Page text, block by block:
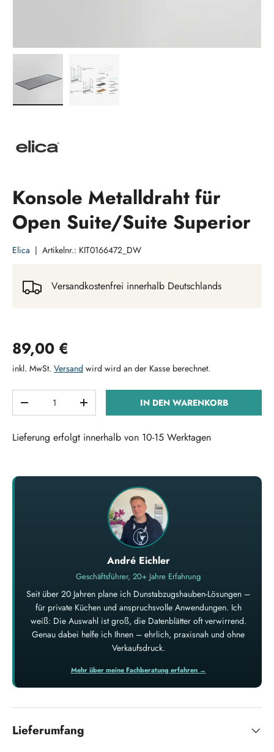
Konsole Metalldraht für
Open Suite/Suite Superior
Elica | Artikelnr.: KIT0166472_DW
Versandkostenfrei innerhalb Deutschlands
Normaler Preis
89,00 €
inkl. MwSt. Versand wird wird an der Kasse berechnet.
MENGE VERRINGERNMENGE ERHÖHENIN DEN WARENKORB
Lieferung erfolgt innerhalb von 10-15 Werktagen
André Eichler
Geschäftsführer, 20+ Jahre Erfahrung
Seit über 20 Jahren plane ich Dunstabzugshauben-Lösungen –
für private Küchen und anspruchsvolle Anwendungen. Ich
weiß: Die Auswahl ist groß, die Datenblätter oft verwirrend.
Genau dabei helfe ich Ihnen – ehrlich, praxisnah und ohne
Verkaufsdruck.
Mehr über meine Fachberatung erfahren →
Lieferumfang